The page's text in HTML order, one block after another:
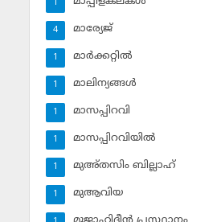
1
മാര്യേജ്
4
മാര്‍ക്കറ്റില്‍
1
മാലിന്യങ്ങള്‍
1
മാസപ്പിറവി
1
മാസപ്പിറവിയില്‍
1
മുഅ്തസിം ബില്ലാഹ്
1
മുആവിയ
1